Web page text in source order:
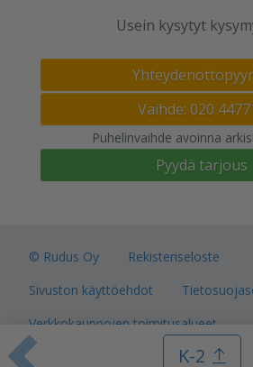
K-2
Usein kysytyt
Vaihde: 020
Puhelinvaihde avoinna
Pyydä tarjous
© Rudus Oy
Rekisteriseloste
Sivuston käyttöehdot
Verkkokauppojen toimitusalueet
Toimitusehdot
Evästeasetukset